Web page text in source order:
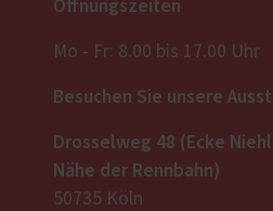
Öffnungszeiten
Mo - Fr: 8.00 bis 17.00 Uhr
Besuchen Sie unsere
Drosselweg 48 (Ecke
Nähe der Rennbahn)
50735 Köln